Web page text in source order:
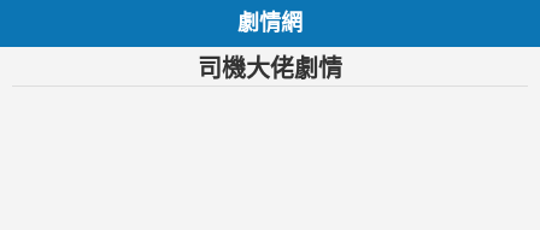
劇情網
司機大佬劇情